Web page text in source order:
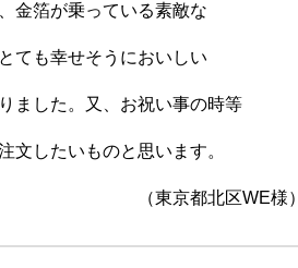
金箔が乗っている素敵な
ても幸せそうにおいしい
ました。又、お祝い事の時等
文したいものと思います。
北区WE様）